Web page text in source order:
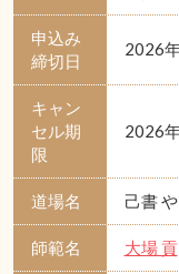
申込み
締切日
2026
キャン
セル期
限
2026
道場名 己書
師範名 大場 貢